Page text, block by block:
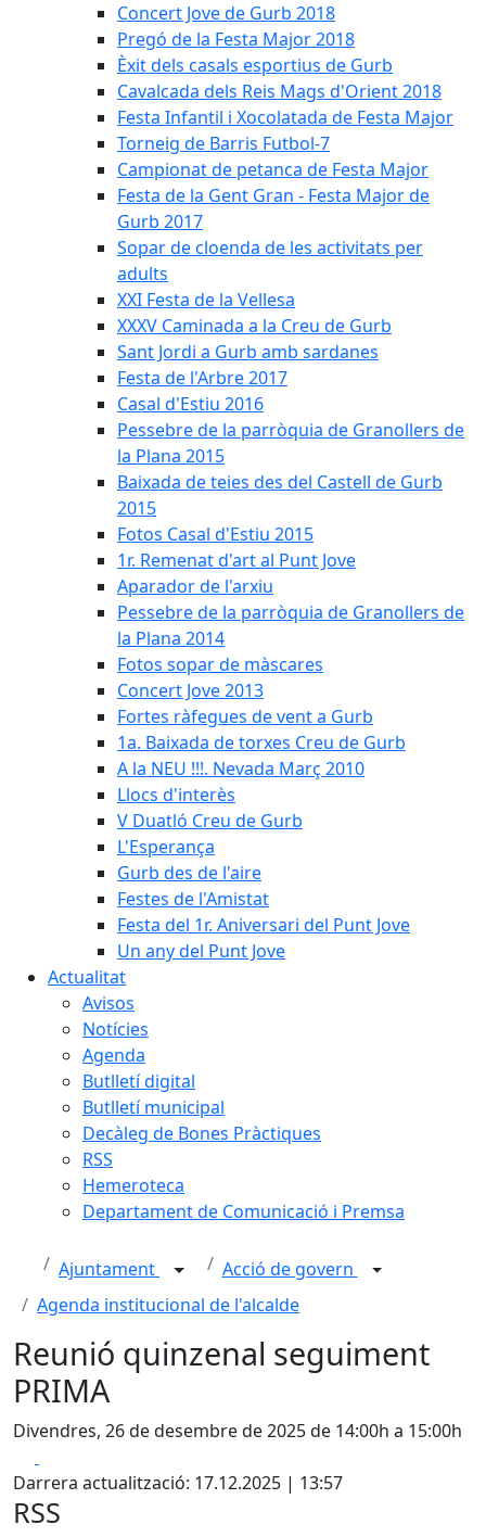
Concert Jove de Gurb 2018
Pregó de la Festa Major 2018
Èxit dels casals esportius de Gurb
Cavalcada dels Reis Mags d'Orient 2018
Festa Infantil i Xocolatada de Festa Major
Torneig de Barris Futbol-7
Campionat de petanca de Festa Major
Festa de la Gent Gran - Festa Major de
Gurb 2017
Sopar de cloenda de les activitats per
adults
XXI Festa de la Vellesa
XXXV Caminada a la Creu de Gurb
Sant Jordi a Gurb amb sardanes
Festa de l'Arbre 2017
Casal d'Estiu 2016
Pessebre de la parròquia de Granollers de
la Plana 2015
Baixada de teies des del Castell de Gurb
2015
Fotos Casal d'Estiu 2015
1r. Remenat d'art al Punt Jove
Aparador de l'arxiu
Pessebre de la parròquia de Granollers de
la Plana 2014
Fotos sopar de màscares
Concert Jove 2013
Fortes ràfegues de vent a Gurb
1a. Baixada de torxes Creu de Gurb
A la NEU !!!. Nevada Març 2010
Llocs d'interès
V Duatló Creu de Gurb
L'Esperança
Gurb des de l'aire
Festes de l'Amistat
Festa del 1r. Aniversari del Punt Jove
Un any del Punt Jove
Actualitat
Avisos
Notícies
Agenda
Butlletí digital
Butlletí municipal
Decàleg de Bones Pràctiques
RSS
Hemeroteca
Departament de Comunicació i Premsa
Ajuntament
Acció de govern
Agenda institucional de l'alcalde
Reunió quinzenal seguiment
PRIMA
Divendres, 26 de desembre de 2025 de 14:00h a 15:00h
Darrera actualització: 17.12.2025 | 13:57
RSS